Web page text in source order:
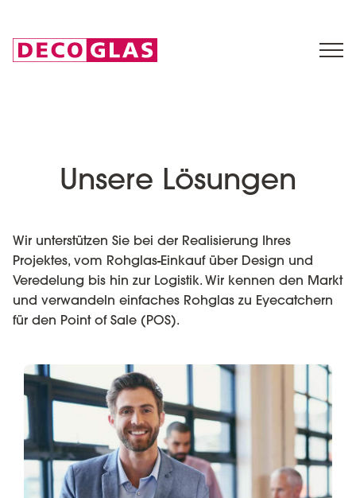
Unsere Lösungen
Wir unterstützen Sie bei der Realisierung Ihres
Projektes, vom Rohglas-Einkauf über Design und
Veredelung bis hin zur Logistik. Wir kennen den Markt
und verwandeln einfaches Rohglas zu Eyecatchern
für den Point of Sale (POS).